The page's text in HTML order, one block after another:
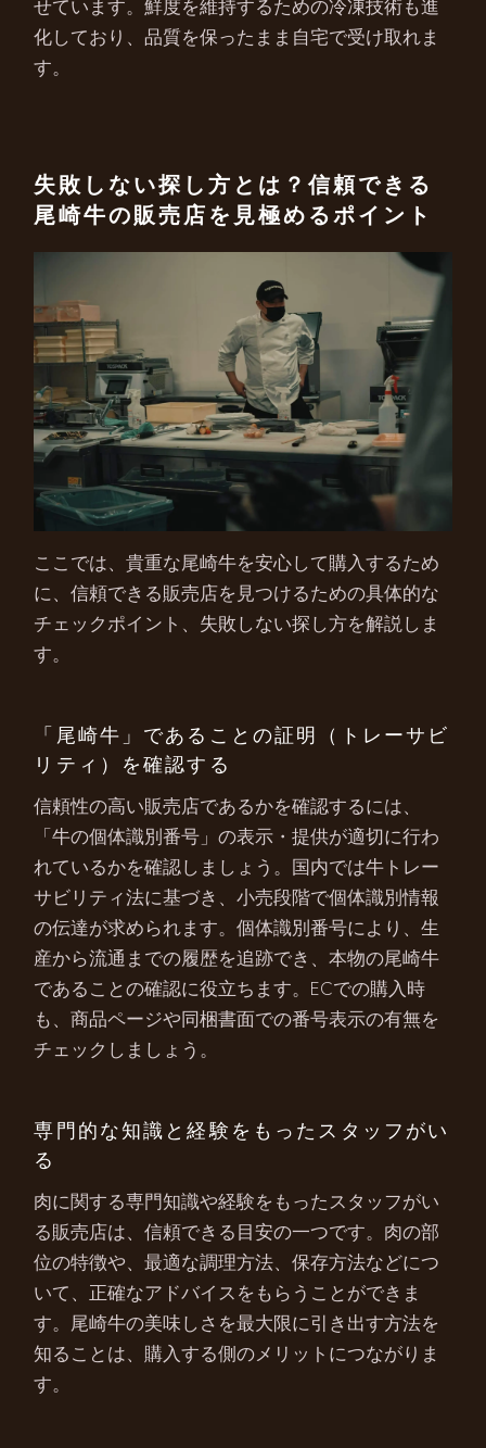
せています。鮮度を維持するための冷凍技術も進
化しており、品質を保ったまま自宅で受け取れま
す。
失敗しない探し方とは？信頼できる
尾崎牛の販売店を見極めるポイント
ここでは、貴重な尾崎牛を安心して購入するため
に、信頼できる販売店を見つけるための具体的な
チェックポイント、失敗しない探し方を解説しま
す。
「尾崎牛」であることの証明（トレーサビ
リティ）を確認する
信頼性の高い販売店であるかを確認するには、
「牛の個体識別番号」の表示・提供が適切に行わ
れているかを確認しましょう。国内では牛トレー
サビリティ法に基づき、小売段階で個体識別情報
の伝達が求められます。個体識別番号により、生
産から流通までの履歴を追跡でき、本物の尾崎牛
であることの確認に役立ちます。ECでの購入時
も、商品ページや同梱書面での番号表示の有無を
チェックしましょう。
専門的な知識と経験をもったスタッフがい
る
肉に関する専門知識や経験をもったスタッフがい
る販売店は、信頼できる目安の一つです。肉の部
位の特徴や、最適な調理方法、保存方法などにつ
いて、正確なアドバイスをもらうことができま
す。尾崎牛の美味しさを最大限に引き出す方法を
知ることは、購入する側のメリットにつながりま
す。